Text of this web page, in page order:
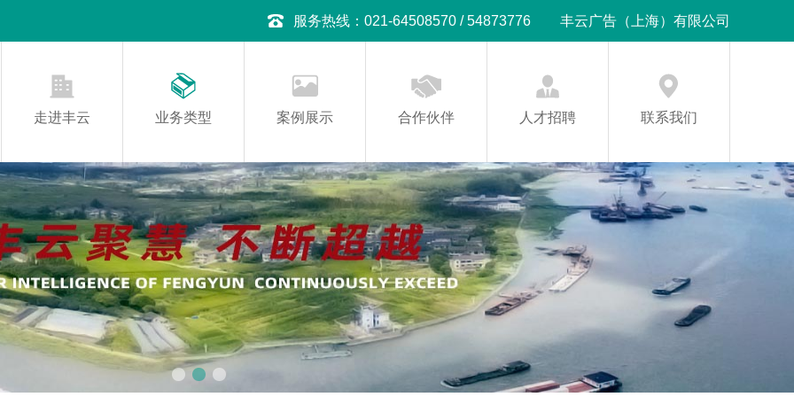
服务热线：021-64508570 / 54873776 丰云广告（上海）有限公司
走进丰云 业务类型 案例展示 合作伙伴 人才招聘 联系我们